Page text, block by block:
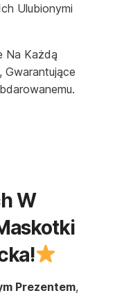
Ulubionymi
Na Każdą
Gwarantujące
W
Prezentem,